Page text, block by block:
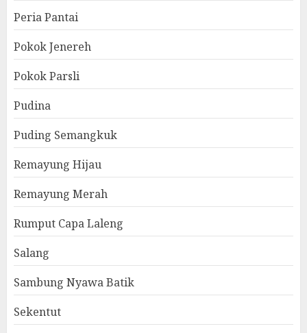
Peria Pantai
Pokok Jenereh
Pokok Parsli
Pudina
Puding Semangkuk
Remayung Hijau
Remayung Merah
Rumput Capa Laleng
Salang
Sambung Nyawa Batik
Sekentut